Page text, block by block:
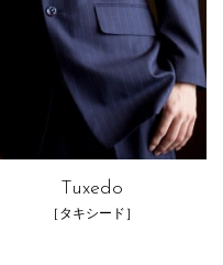
Tuxedo
［タキシード］